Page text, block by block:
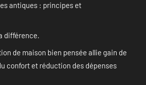
antiques : principes et
différence.
de maison bien pensée allie gain de
confort et réduction des dépenses